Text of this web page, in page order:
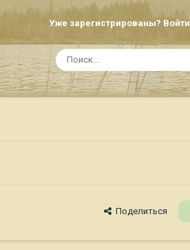
Уже зарегистрированы? Войти
Поделиться